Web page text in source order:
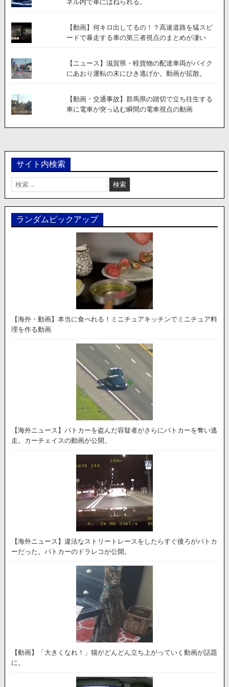
ネル内で車にはねられる。
【動画】何キロ出してるの！？高速道路を猛スピ
ードで暴走する車の第三者視点のまとめが凄い
【ニュース】滋賀県・軽貨物の配達車両がバイク
にあおり運転の末にひき逃げか。動画が拡散。
【動画・交通事故】群馬県の踏切で立ち往生する
車に電車が突っ込む瞬間の電車視点の動画
サイト内検索
検
索:
ランダムピックアップ
【海外・動画】本当に食べれる！ミニチュアキッチンでミニチュア料
理を作る動画
【海外ニュース】パトカーを盗んだ容疑者がさらにパトカーを奪い逃
走。カーチェイスの動画が公開。
【海外ニュース】違法なストリートレースをしたらすぐ後ろがパトカ
ーだった。パトカーのドラレコが公開。
【動画】「大きくなれ！」猫がどんどん立ち上がっていく動画が話題
に。